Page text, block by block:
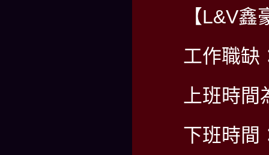
【L&V
工作職缺
上班時
下班時間